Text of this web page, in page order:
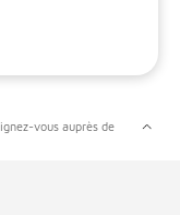
vous auprès de